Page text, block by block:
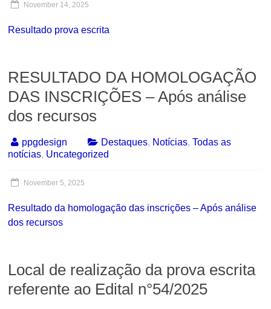
November 14, 2025
Resultado prova escrita
RESULTADO DA HOMOLOGAÇÃO
DAS INSCRIÇÕES – Após análise
dos recursos
ppgdesign Destaques, Notícias,Todas as
notícias, Uncategorized
November 5, 2025
Resultado da homologação das inscrições – Após análise
dos recursos
Local de realização da prova escrita
referente ao Edital n°54/2025